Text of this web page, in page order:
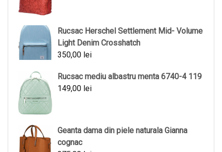
Rucsac Herschel Settlement Mid- Volume
Light Denim Crosshatch
350,00 lei
Rucsac mediu albastru menta 6740-4 119
149,00 lei
Geanta dama din piele naturala Gianna
cognac